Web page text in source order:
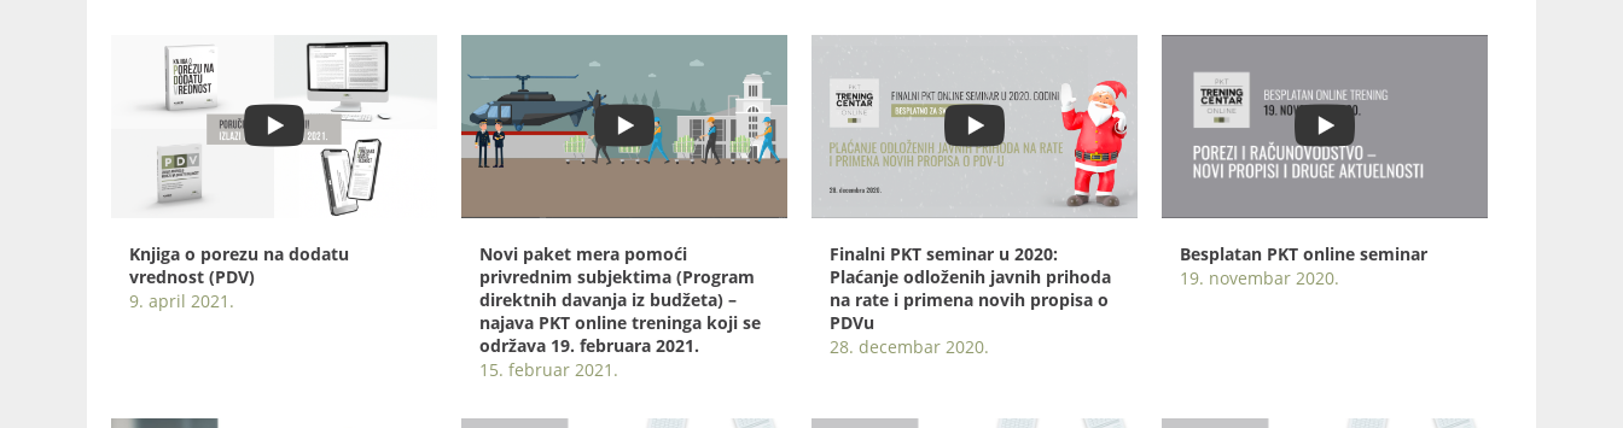
Knjiga o porezu na dodatu
vrednost (PDV)
9. april 2021.
Novi paket mera pomoći
privrednim subjektima (Program
direktnih davanja iz budžeta) –
najava PKT online treninga koji se
održava 19. februara 2021.
15. februar 2021.
Finalni PKT seminar u 2020:
Plaćanje odloženih javnih prihoda
na rate i primena novih propisa o
PDVu
28. decembar 2020.
Besplatan PKT online seminar
19. novembar 2020.